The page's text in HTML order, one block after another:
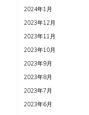
2024年1月
2023年12月
2023年11月
2023年10月
2023年9月
2023年8月
2023年7月
2023年6月